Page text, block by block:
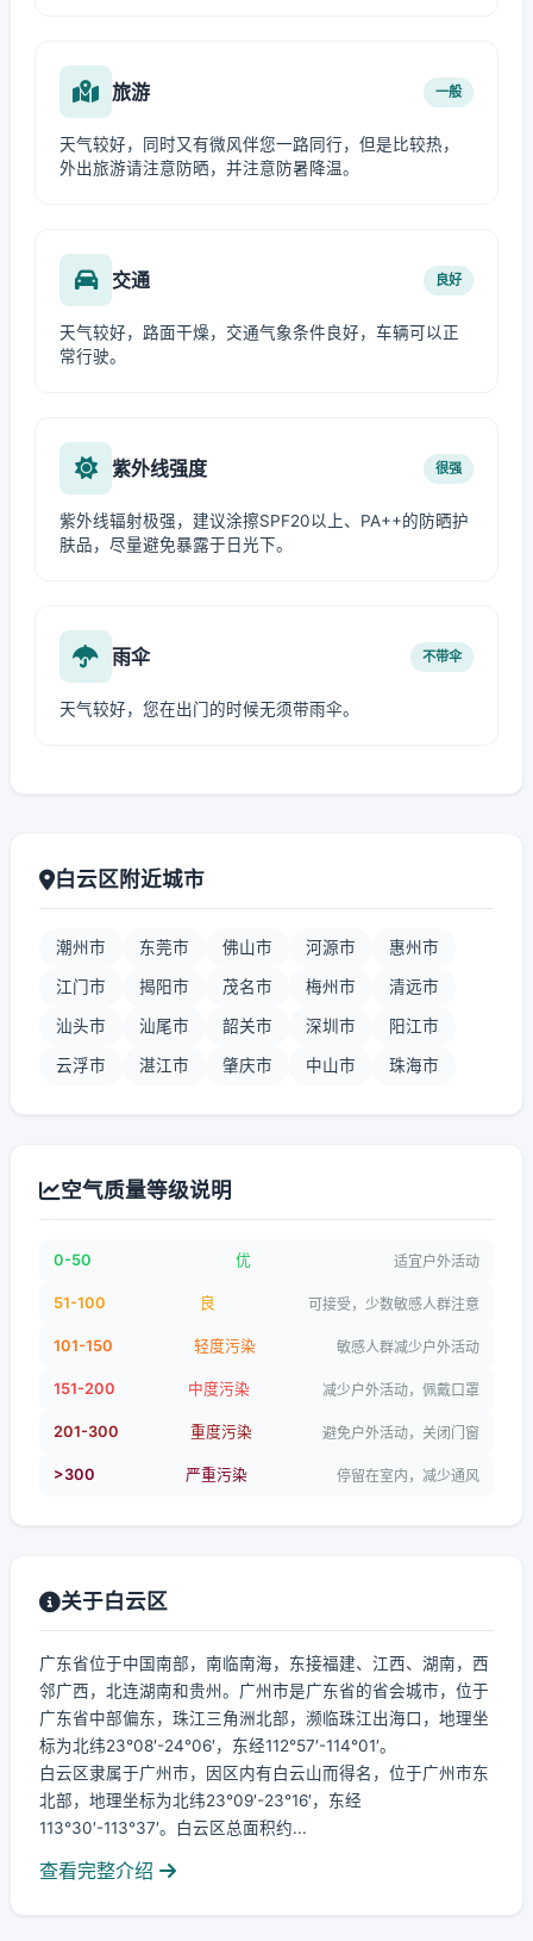
旅游 一般
天气较好，同时又有微风伴您一路同行，但是比较热，
外出旅游请注意防晒，并注意防暑降温。
交通 良好
天气较好，路面干燥，交通气象条件良好，车辆可以正
常行驶。
紫外线强度 很强
紫外线辐射极强，建议涂擦SPF20以上、PA++的防晒护
肤品，尽量避免暴露于日光下。
雨伞 不带伞
天气较好，您在出门的时候无须带雨伞。
白云区附近城市
潮州市 东莞市 佛山市 河源市 惠州市
江门市 揭阳市 茂名市 梅州市 清远市
汕头市 汕尾市 韶关市 深圳市 阳江市
云浮市 湛江市 肇庆市 中山市 珠海市
空气质量等级说明
0-50 优 适宜户外活动
51-100 良 可接受，少数敏感人群注意
101-150 轻度污染 敏感人群减少户外活动
151-200 中度污染 减少户外活动，佩戴口罩
201-300 重度污染 避免户外活动，关闭门窗
>300 严重污染 停留在室内，减少通风
关于白云区
广东省位于中国南部，南临南海，东接福建、江西、湖南，西
邻广西，北连湖南和贵州。广州市是广东省的省会城市，位于
广东省中部偏东，珠江三角洲北部，濒临珠江出海口，地理坐
标为北纬23°08′-24°06′，东经112°57′-114°01′。
白云区隶属于广州市，因区内有白云山而得名，位于广州市东
北部，地理坐标为北纬23°09′-23°16′，东经
113°30′-113°37′。白云区总面积约...
查看完整介绍